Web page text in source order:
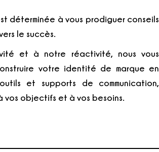
déterminée à vous prodiguer conseils
le succès.
et à notre réactivité, nous vous
votre identité de marque en
et supports de communication,
objectifs et à vos besoins.